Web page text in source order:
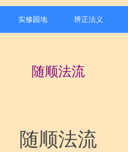
2.班迪达尊者
5.其他禅师
实修园地
2.禅修与健康
4.禅修道场
辨正法义
随顺法流
随顺法流